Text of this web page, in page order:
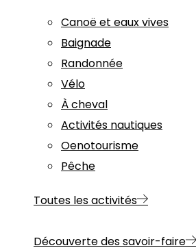
Canoë et eaux vives
Baignade
Randonnée
Vélo
À cheval
Activités nautiques
Oenotourisme
Pêche
Toutes les activités
Découverte des savoir-faire